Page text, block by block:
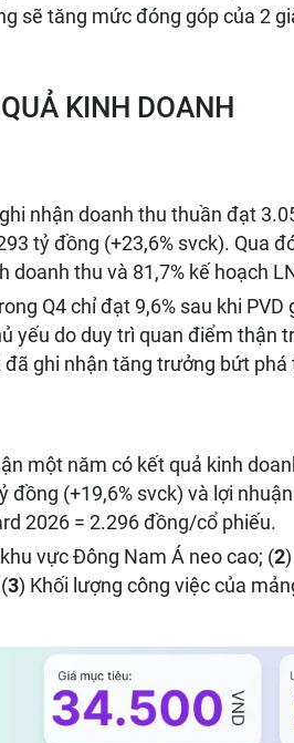
sẽ tăng mức đóng góp của 2
KINH DOANH
nhận doanh thu thuần đạt
tỷ đồng (+23,6% svck). Qua
thu và 81,7% kế hoạch
Q4 chỉ đạt 9,6% sau khi PVD
yếu do duy trì quan điểm thận
ghi nhận tăng trưởng bứt
một năm có kết quả kinh
(+19,6% svck) và lợi
2026 = 2.296 đồng/cổ phiếu.
vực Đông Nam Á neo cao; (2
3) Khối lượng công việc của